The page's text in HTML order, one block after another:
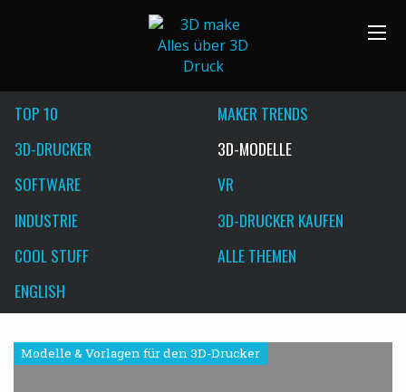
TOP 10
MAKER TRENDS
3D-DRUCKER
3D-MODELLE
SOFTWARE
VR
INDUSTRIE
3D-DRUCKER KAUFEN
COOL STUFF
ALLE THEMEN
ENGLISH
Modelle & Vorlagen für den 3D-Drucker